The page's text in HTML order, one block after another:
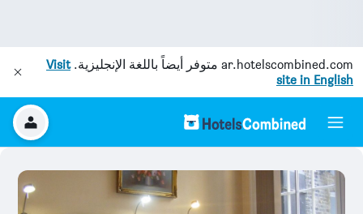
ar.hotelscombined.com متوفر أيضاً باللغة الإنجليزية.Visit
site in English